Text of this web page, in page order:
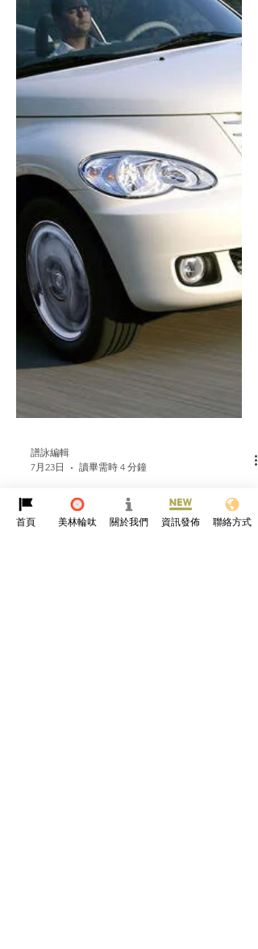
決心。 Dragon Claw仿生花紋，賦予全
方位高牽引性能，就算亂石遍佈、陡坡
橫行，由起步嗰刻開始，你已經贏咗一
半！ ⚡ 風味二：剃刀抓地嘅穩 崎嶇路
上，最怕腳下虛浮、跣嚟跣去。 剃刀階
梯花紋塊，接地面積提升10%，實現更
強攀爬抓地力，每一度傾斜，都依然盡
在掌握！ 💪 風味三：排泥破水嘅勁 越
野從來冇固定模式，晴天雨天一樣可以
出發！ 斜線分割直溝同弧線橫溝，建構
出高效率排泥排水通道，配合溝底刀刃
型凸台，瞬間甩開泥濘碎石，助你重回
坦途，一身輕鬆！ 正新CL24X以硬派性
能為筆，將越野嘅自由調製成專屬浪
漫，陪你奔向野趣天地，寫下屬於你嘅
越野故事！🌲🚙💨 #正新CL24X #越野特
調 #自己條路自己揀 #龍爪攀爬 #剃刀抓
地 #排泥破水 #CST香港 #夠野先夠味
首頁 美林輪呔 關於我們 資訊發佈 聯絡方式